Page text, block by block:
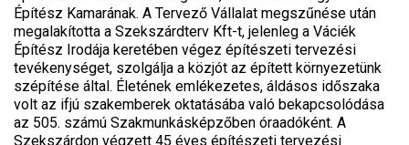
Építész Kamarának. A Tervező Vállalat megszűnése után
megalakította a Szekszárdterv Kft-t, jelenleg a Váciék
Építész Irodája keretében végez építészeti tervezési
tevékenységet, szolgálja a közjót az épített környezetünk
szépítése által. Életének emlékezetes, áldásos időszaka
volt az ifjú szakemberek oktatásába való bekapcsolódása
az 505. számú Szakmunkásképzőben óraadóként. A
Szekszárdon végzett 45 éves építészeti tervezési